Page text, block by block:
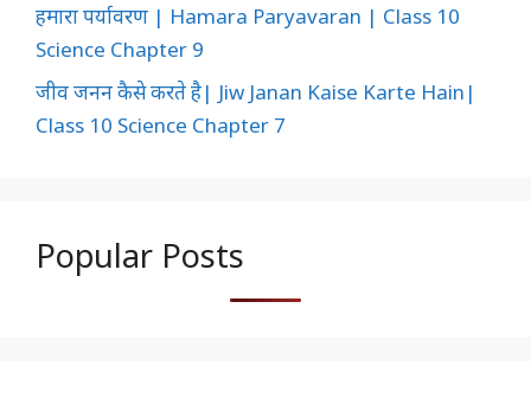
हमारा पर्यावरण | Hamara Paryavaran | Class 10
Science Chapter 9
जीव जनन कैसे करते है| Jiw Janan Kaise Karte Hain|
Class 10 Science Chapter 7
Popular Posts